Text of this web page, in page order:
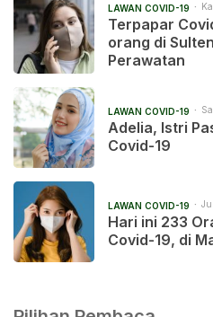
LAWAN COVID-19
Terpapar
orang di
Perawatan
LAWAN COVID-19
Adelia, Istri
Covid-19
LAWAN COVID-19
Hari ini 233
Covid-19, di